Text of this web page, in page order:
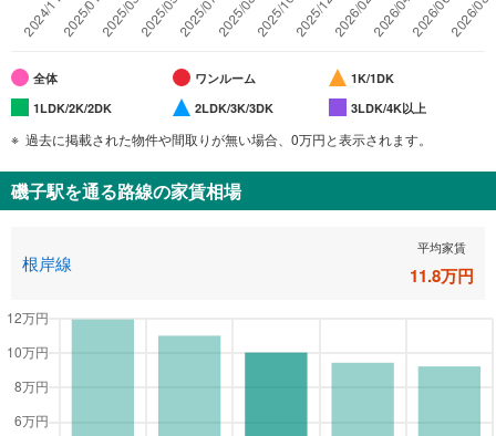
全体 ワンルーム
1K/1DK
1LDK/2K/2DK
2LDK/3K/3DK 3LDK/4K以上
過去に掲載された物件や間取りが無い場合、0万円と表示されます。
磯子駅を通る路線の家賃相場
根岸線
平均家賃
11.8万円